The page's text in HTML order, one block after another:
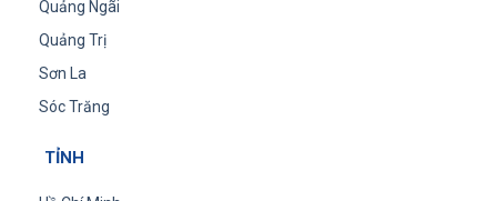
Quảng Ngãi
Quảng Trị
Sơn La
Sóc Trăng
TỈNH